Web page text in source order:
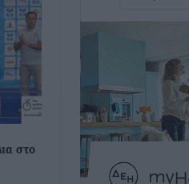
στο
περιθώρια
Ειδήσεις πριν 53
Στον Άγιο
ξανά το
μουσείο από τη